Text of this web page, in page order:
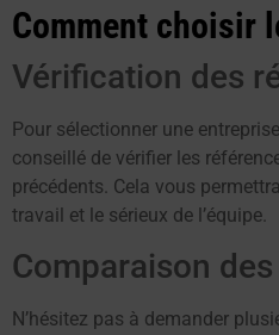
Comment choisir
Vérification des
Pour sélectionner une
conseillé de vérifier les
précédents. Cela vous
travail et le sérieux de l’équipe.
Comparaison
N’hésitez pas à demander